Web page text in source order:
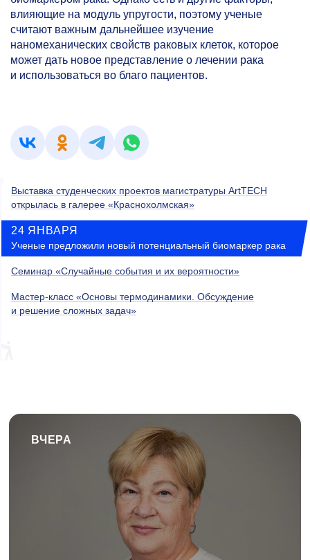
влияющие на модуль упругости, поэтому ученые
считают важным дальнейшее изучение
наномеханических свойств раковых клеток, которое
может дать новое представление о лечении рака
и использоваться во благо пациентов.
Выставка студенческих проектов магистратуры ArtTECH
открылась в галерее «Краснохолмская»
24 ЯНВАРЯ
Ученые предложили новый потенциальный биомаркер рака
Семинар «Случайные события и их вероятности»
Мастер-класс «Основы термодинамики. Обсуждение
и решение сложных задач»
ВЧЕРА